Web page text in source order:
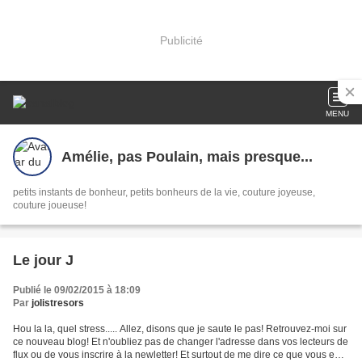
Publicité
MENU
Amélie, pas Poulain, mais presque...
petits instants de bonheur, petits bonheurs de la vie, couture joyeuse,
couture joueuse!
Le jour J
Publié le 09/02/2015 à 18:09
Par jolistresors
Hou la la, quel stress..... Allez, disons que je saute le pas! Retrouvez-moi sur
ce nouveau blog! Et n'oubliez pas de changer l'adresse dans vos lecteurs de
flux ou de vous inscrire à la newletter! Et surtout de me dire ce que vous en